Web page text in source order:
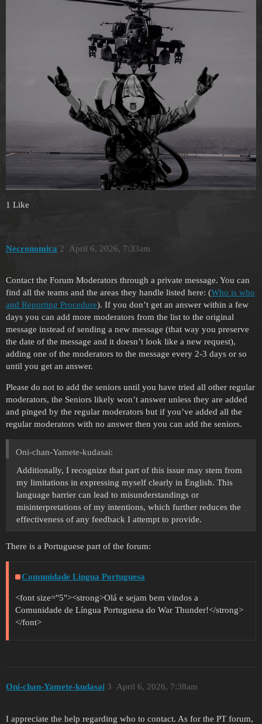
1 Like
Necronomica April 6, 2026, 7:33am
2
Contact the Forum Moderators through a private message. You can
find all the teams and the areas they handle listed here: (Who is who
and Reporting Procedure). If you don’t get an answer within a few
days you can add more moderators from the list to the original
message instead of sending a new message (that way you preserve
the date of the message and it doesn’t look like a new request),
adding one of the moderators to the message every 2-3 days or so
until you get an answer.
Please do not to add the seniors until you have tried all other regular
moderators, the Seniors likely won’t answer unless they are added
and pinged by the regular moderators but if you’ve added all the
regular moderators with no answer then you can add the seniors.
Oni-chan-Yamete-kudasai:
Additionally, I recognize that part of this issue may stem from
my limitations in expressing myself clearly in English. This
language barrier can lead to misunderstandings or
misinterpretations of my intentions, which further reduces the
effectiveness of any feedback I attempt to provide.
There is a Portuguese part of the forum:
Comunidade Lingua Portuguesa
<font size="5"><strong>Olá e sejam bem vindos a
Comunidade de Língua Portuguesa do War Thunder!</strong>
</font>
Oni-chan-Yamete-kudasai April 6, 2026, 7:38am
3
I appreciate the help regarding who to contact. As for the PT forum,